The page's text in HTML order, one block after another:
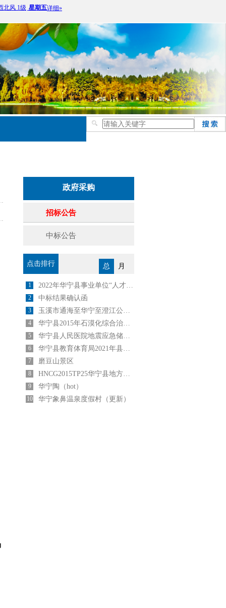
政府采购
招标公告
中标公告
点击排行 总 月
1 2022年华宁县事业单位“人才回引计划”公告
2 中标结果确认函
3 玉溪市通海至华宁至澄江公路建设项目
4 华宁县2015年石漠化综合治理工程坡改梯施工（第一标段)中 选 公 告
5 华宁县人民医院地震应急储备物资采购项目 成交公告
6 华宁县教育体育局2021年县内公开选调中小学教师公告
7 磨豆山景区
8 HNCG2015TP25华宁县地方税务局办公设备采购与安装采购中标公告
9 华宁陶（hot）
10 华宁象鼻温泉度假村（更新）